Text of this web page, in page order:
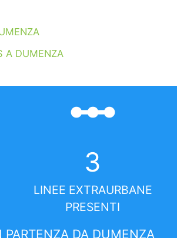
A DUMENZA
linear_scale
3
LINEE EXTRAURBANE
PRESENTI
DA DUMENZA